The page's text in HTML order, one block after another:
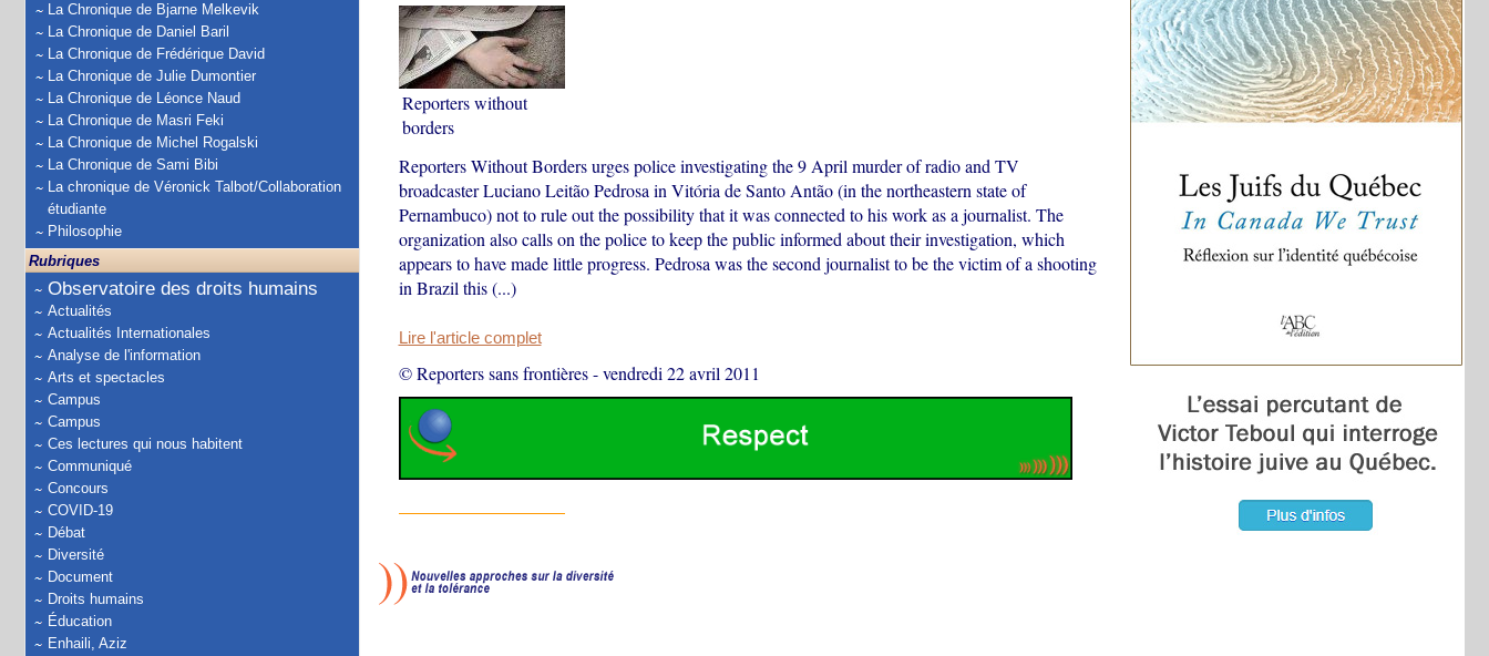
La Chronique de Bjarne Melkevik
La Chronique de Daniel Baril
La Chronique de Frédérique David
La Chronique de Julie Dumontier
La Chronique de Léonce Naud
La Chronique de Masri Feki
La Chronique de Michel Rogalski
La Chronique de Sami Bibi
La chronique de Véronick Talbot/Collaboration
étudiante
Philosophie
Rubriques
Observatoire des droits humains
Actualités
Actualités Internationales
Analyse de l'information
Arts et spectacles
Campus
Campus
Ces lectures qui nous habitent
Communiqué
Concours
COVID-19
Débat
Diversité
Document
Droits humains
Éducation
Enhaili, Aziz
Reporters without
borders
Reporters Without Borders urges police investigating the 9 April murder of radio and TV
broadcaster Luciano Leitão Pedrosa in Vitória de Santo Antão (in the northeastern state of
Pernambuco) not to rule out the possibility that it was connected to his work as a journalist. The
organization also calls on the police to keep the public informed about their investigation, which
appears to have made little progress. Pedrosa was the second journalist to be the victim of a shooting
in Brazil this (...)
Lire l'article complet
© Reporters sans frontières-vendredi 22 avril 2011